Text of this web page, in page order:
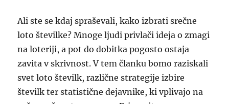
Ali ste se kdaj spraševali, kako izbrati srečne
loto številke? Mnoge ljudi privlači ideja o zmagi
na loteriji, a pot do dobitka pogosto ostaja
zavita v skrivnost. V tem članku bomo raziskali
svet loto številk, različne strategije izbire
številk ter statistične dejavnike, ki vplivajo na